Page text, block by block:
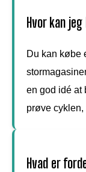
Hvor kan
Du kan købe
en god idé at
prøve
Hvad er